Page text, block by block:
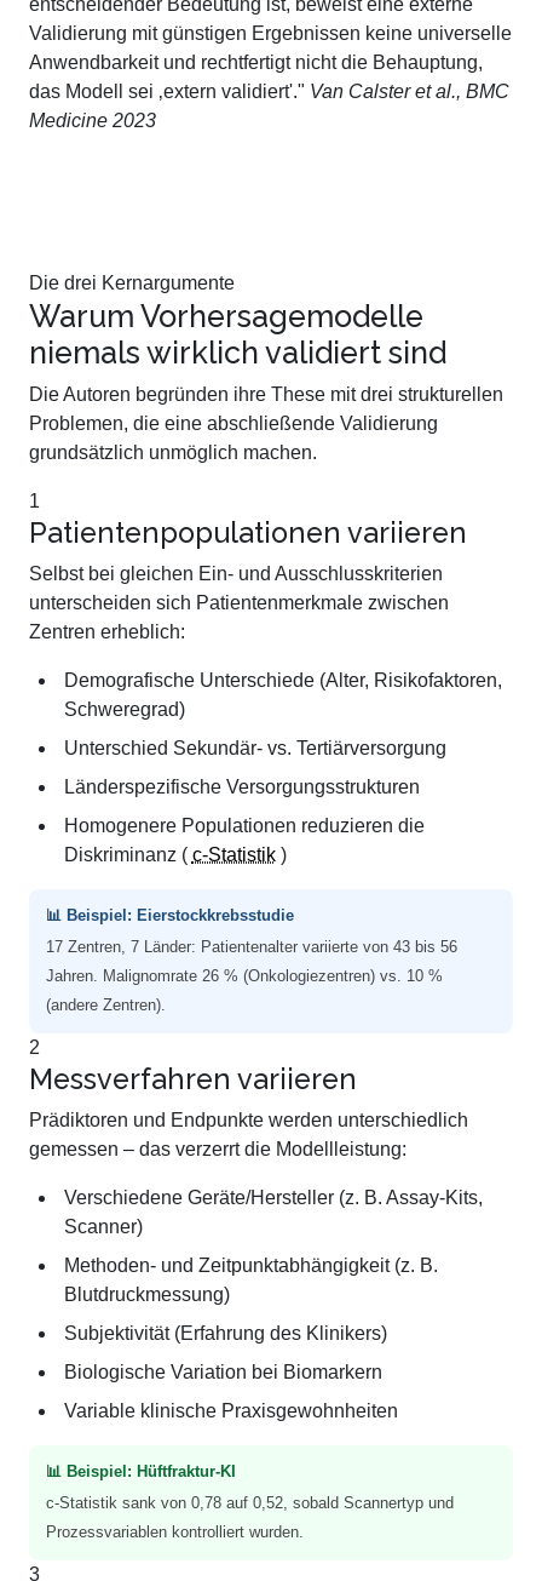
entscheidender Bedeutung ist, beweist eine externe
Validierung mit günstigen Ergebnissen keine universelle
Anwendbarkeit und rechtfertigt nicht die Behauptung,
das Modell sei ‚extern validiert'." Van Calster et al., BMC
Medicine 2023
Die drei Kernargumente
Warum Vorhersagemodelle
niemals wirklich validiert sind
Die Autoren begründen ihre These mit drei strukturellen
Problemen, die eine abschließende Validierung
grundsätzlich unmöglich machen.
1
Patientenpopulationen variieren
Selbst bei gleichen Ein- und Ausschlusskriterien
unterscheiden sich Patientenmerkmale zwischen
Zentren erheblich:
Demografische Unterschiede (Alter, Risikofaktoren,
Schweregrad)
Unterschied Sekundär- vs. Tertiärversorgung
Länderspezifische Versorgungsstrukturen
Homogenere Populationen reduzieren die
Diskriminanz ( c-Statistik )
📊 Beispiel: Eierstockkrebsstudie
17 Zentren, 7 Länder: Patientenalter variierte von 43 bis 56
Jahren. Malignomrate 26 % (Onkologiezentren) vs. 10 %
(andere Zentren).
2
Messverfahren variieren
Prädiktoren und Endpunkte werden unterschiedlich
gemessen – das verzerrt die Modellleistung:
Verschiedene Geräte/Hersteller (z. B. Assay-Kits,
Scanner)
Methoden- und Zeitpunktabhängigkeit (z. B.
Blutdruckmessung)
Subjektivität (Erfahrung des Klinikers)
Biologische Variation bei Biomarkern
Variable klinische Praxisgewohnheiten
📊 Beispiel: Hüftfraktur-KI
c-Statistik sank von 0,78 auf 0,52, sobald Scannertyp und
Prozessvariablen kontrolliert wurden.
3